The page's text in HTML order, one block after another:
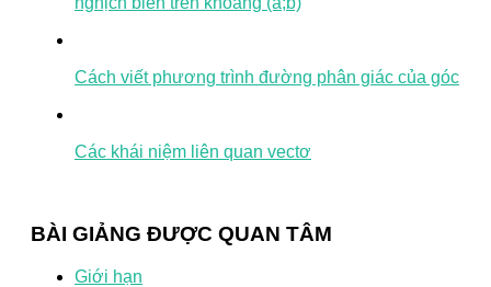
Cách viết phương trình đường phân giác của góc
Các khái niệm liên quan vectơ
BÀI GIẢNG ĐƯỢC QUAN TÂM
Giới hạn